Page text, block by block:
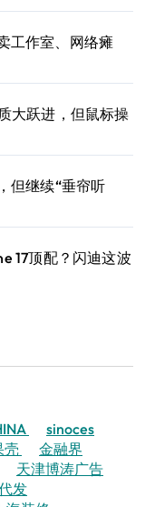
工作室、网络瘫
大跃进，但鼠标操
但继续“垂帘听
17顶配？闪迪这波
sinoces
壳
金融界
天津博涛广告
发